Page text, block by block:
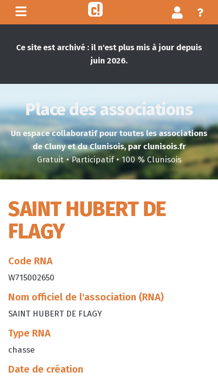
Ce site est archivé : il n'est plus mis à jour depuis
juin 2026.
Place des associations
Un espace collaboratif pour toutes les associations
de Cluny et du Clunisois, par clunisois.fr
Gratuit • Participatif • 100 % Clunisois
SAINT HUBERT DE
FLAGY
Code RNA
W715002650
Nom officiel de l'association (RNA)
SAINT HUBERT DE FLAGY
Type RNA
chasse
Date de création